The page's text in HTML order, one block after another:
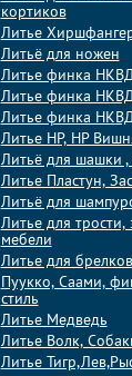
кортиков
Литье
Литьё для ножен
Литье финка НКВД
Литье финка
Литье финка
Литье НР, НР
Литьё для шашки ,
Литье Пластун,
Литьё для
Литье для трости,
мебели
Литье для брелков
Пуукко, Саами,
стиль
Литье Медведь
Литье Волк,
Литье